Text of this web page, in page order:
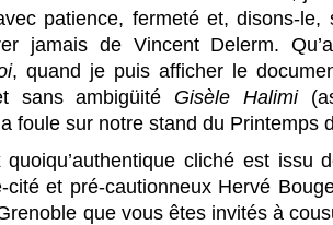
patience, fermeté et, disons-le,
jamais de Vincent Delerm.
, quand je puis afficher le
sans ambigüité Gisèle Halimi
foule sur notre stand du Printemps
quoiqu’authentique cliché est issu
cité et pré-cautionneux Hervé
que vous êtes invités à